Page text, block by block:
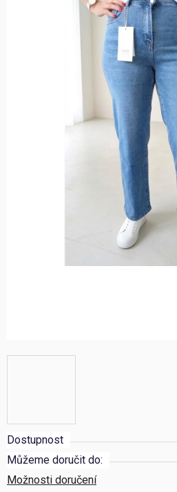
Dostupnost
Můžeme doručit do:
Možnosti doručení